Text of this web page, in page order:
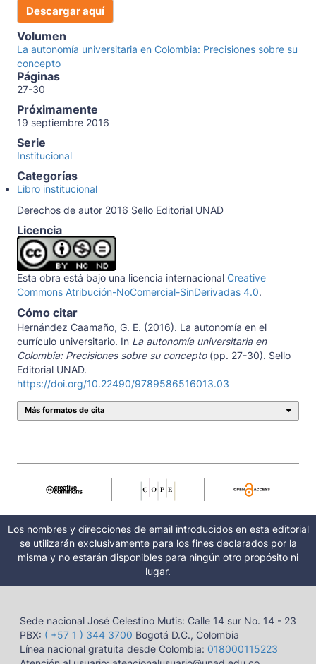
Descargar aquí
Volumen
La autonomía universitaria en Colombia: Precisiones sobre su
concepto
Páginas
27-30
Próximamente
19 septiembre 2016
Serie
Institucional
Categorías
Libro institucional
Derechos de autor 2016 Sello Editorial UNAD
Licencia
Esta obra está bajo una licencia internacional Creative
Commons Atribución-NoComercial-SinDerivadas 4.0.
Cómo citar
Hernández Caamaño, G. E. (2016). La autonomía en el
currículo universitario. In La autonomía universitaria en
Colombia: Precisiones sobre su concepto(pp. 27-30). Sello
Editorial UNAD.
https://doi.org/10.22490/9789586516013.03
Más formatos de cita
Los nombres y direcciones de email introducidos en esta editorial
se utilizarán exclusivamente para los fines declarados por la
misma y no estarán disponibles para ningún otro propósito ni
lugar.
Sede nacional José Celestino Mutis: Calle 14 sur No. 14 - 23
PBX: ( +57 1 ) 344 3700 Bogotá D.C., Colombia
Línea nacional gratuita desde Colombia: 018000115223